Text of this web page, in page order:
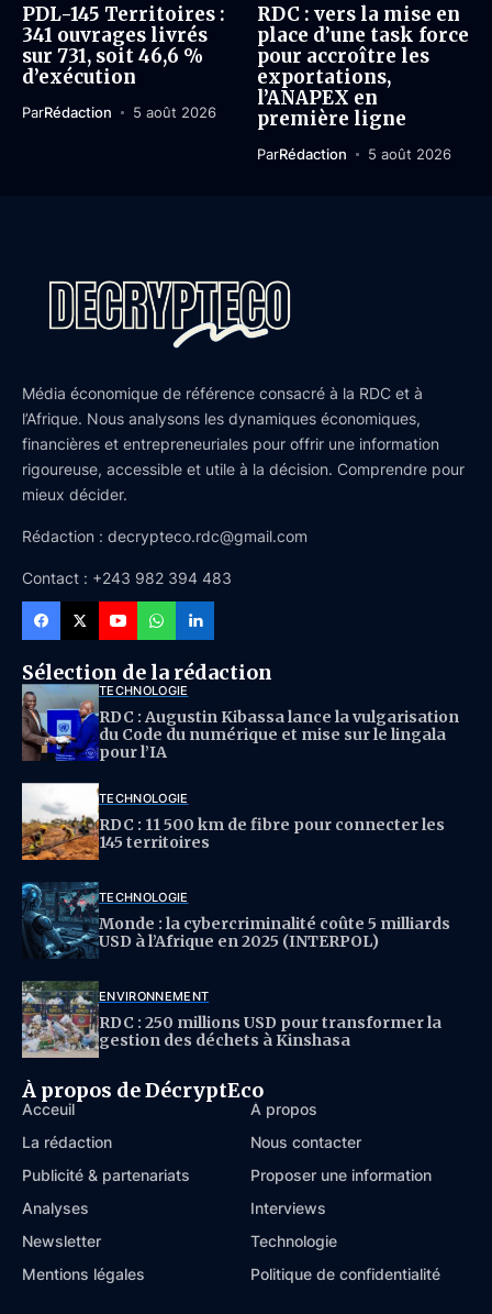
PDL-145 Territoires :
341 ouvrages livrés
sur 731, soit 46,6 %
d’exécution
ParRédaction 5 août 2026
RDC : vers la mise en
place d’une task force
pour accroître les
exportations,
l’ANAPEX en
première ligne
ParRédaction 5 août 2026
Média économique de référence consacré à la RDC et à
l’Afrique. Nous analysons les dynamiques économiques,
financières et entrepreneuriales pour offrir une information
rigoureuse, accessible et utile à la décision. Comprendre pour
mieux décider.
Rédaction : decrypteco.rdc@gmail.com
Contact : +243 982 394 483
Sélection de la rédaction
TECHNOLOGIE
RDC : Augustin Kibassa lance la vulgarisation
du Code du numérique et mise sur le lingala
pour l’IA
TECHNOLOGIE
RDC : 11 500 km de fibre pour connecter les
145 territoires
TECHNOLOGIE
Monde : la cybercriminalité coûte 5 milliards
USD à l’Afrique en 2025 (INTERPOL)
ENVIRONNEMENT
RDC : 250 millions USD pour transformer la
gestion des déchets à Kinshasa
À propos de DécryptEco
Acceuil
À propos
La rédaction
Nous contacter
Publicité & partenariats
Proposer une information
Analyses
Interviews
Newsletter
Technologie
Mentions légales
Politique de confidentialité